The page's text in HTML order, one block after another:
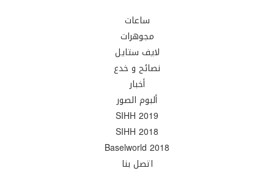
ساعات
مجوهرات
لايف ستايل
نصائح و خدع
أخبار
ألبوم الصور
SIHH 2019
SIHH 2018
Baselworld 2018
اتصل بنا